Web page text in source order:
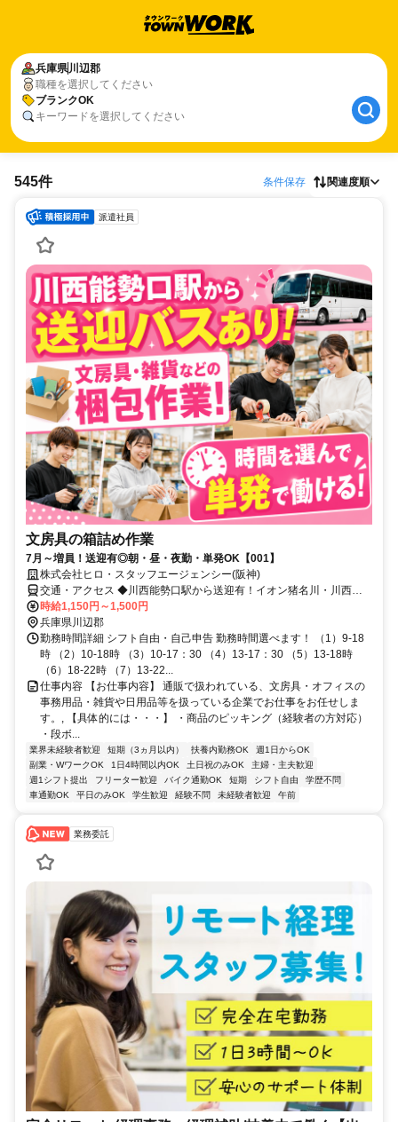
兵庫県川辺郡
職種を選択してください
ブランクOK
キーワードを選択してください
545件 条件保存 関連度順
派遣社員
文房具の箱詰め作業
7月～増員！送迎有◎朝・昼・夜勤・単発OK【001】
株式会社ヒロ・スタッフエージェンシー(阪神)
交通・アクセス ◆川西能勢口駅から送迎有！イオン猪名川・川西ド
ン・キ・ホーテから車で5分
時給1,150円～1,500円
兵庫県川辺郡
勤務時間詳細 シフト自由・自己申告 勤務時間選べます！ （1）9-18
時 （2）10-18時 （3）10-17：30 （4）13-17：30 （5）13-18時
（6）18-22時 （7）13-22...
仕事内容 【お仕事内容】 通販で扱われている、文房具・オフィスの
事務用品・雑貨や日用品等を扱っている企業でお仕事をお任せしま
す。, 【具体的には・・・】 ・商品のピッキング（経験者の方対応）
・段ボ...
業界未経験者歓迎 短期（3ヵ月以内） 扶養内勤務OK
週1日からOK
副業・WワークOK
1日4時間以内OK 土日祝のみOK
主婦・主夫歓迎
週1シフト提出
フリーター歓迎 バイク通勤OK 短期 シフト自由
学歴不問
車通勤OK
平日のみOK 学生歓迎 経験不問 未経験者歓迎 午前
業務委託